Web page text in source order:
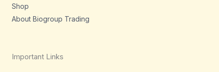
Shop
About Biogroup Trading
Important Links